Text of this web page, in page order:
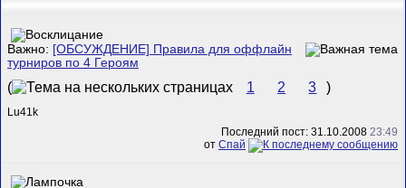
Важно: [ОБСУЖДЕНИЕ] Правила для оффлайн
турниров по 4 Героям
( 1 2 3 )
Lu41k
Последний пост: 31.10.2008 23:49
от Спай